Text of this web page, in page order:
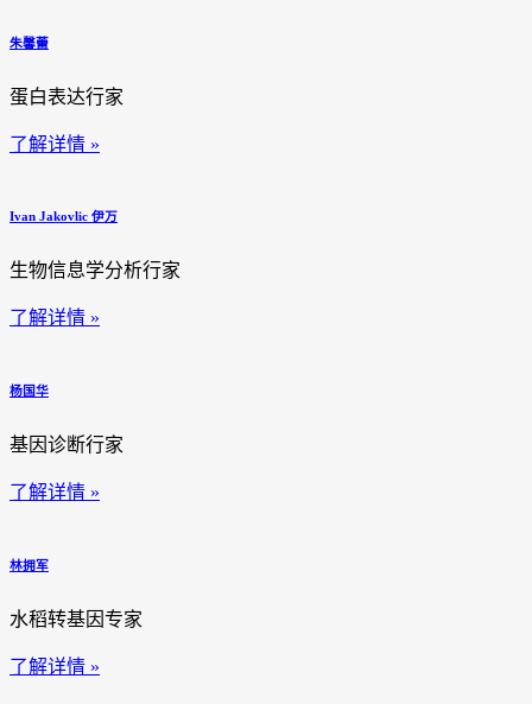
朱馨蕾
蛋白表达行家
了解详情 »
Ivan Jakovlic 伊万
生物信息学分析行家
了解详情 »
杨国华
基因诊断行家
了解详情 »
林拥军
水稻转基因专家
了解详情 »